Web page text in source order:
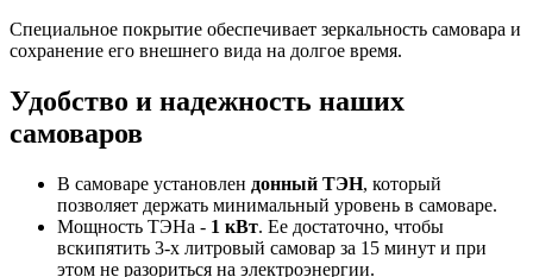
Специальное покрытие обеспечивает зеркальность самовара и
сохранение его внешнего вида на долгое время.
Удобство и надежность наших
самоваров
В самоваре установлен донный ТЭН, который
позволяет держать минимальный уровень в самоваре.
Мощность ТЭНа - 1 кВт. Ее достаточно, чтобы
вскипятить 3-х литровый самовар за 15 минут и при
этом не разориться на электроэнергии.